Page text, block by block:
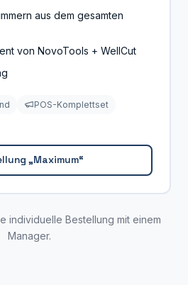
aus dem gesamten
von NovoTools + WellCut
POS-Komplettset
„Maximum“
individuelle Bestellung mit einem
Manager.